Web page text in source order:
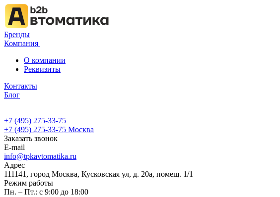
Бренды
Компания
О компании
Реквизиты
Контакты
Блог
+7 (495) 275-33-75
+7 (495) 275-33-75 Москва
Заказать звонок
E-mail
info@tpkavtomatika.ru
Адрес
111141, город Москва, Кусковская ул, д. 20а, помещ. 1/1
Режим работы
Пн. – Пт.: с 9:00 до 18:00